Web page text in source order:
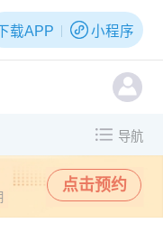
载APP 小程序
导航
点击预约